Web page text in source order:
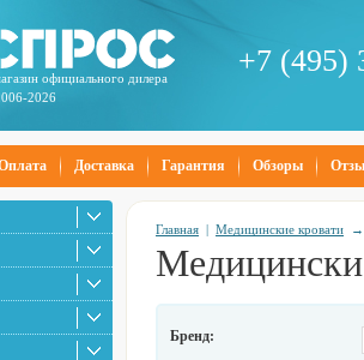
официального дилера
2026
+7 (495)
Доставка Гарантия Обзоры
Главная | Медицинские кровати
Бренд: